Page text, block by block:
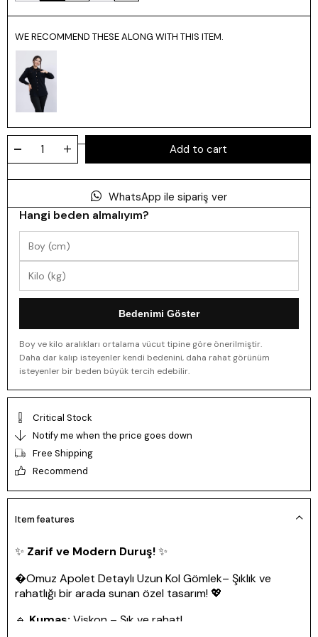
WE RECOMMEND THESE ALONG WITH THIS ITEM.
WhatsApp ile sipariş ver
Hangi beden almalıyım?
Bedenimi Göster
Boy ve kilo aralıkları ortalama vücut tipine göre önerilmiştir.
Daha dar kalıp isteyenler kendi bedenini, daha rahat görünüm
isteyenler bir beden büyük tercih edebilir.
Critical Stock
Notify me when the price goes down
Free Shipping
Recommend
Item features
✨ Zarif ve Modern Duruş!✨
�Omuz Apolet Detaylı Uzun Kol Gömlek– Şıklık ve
rahatlığı bir arada sunan özel tasarım! 💖
🔹 Kumaş: Viskon – Şık ve rahat!